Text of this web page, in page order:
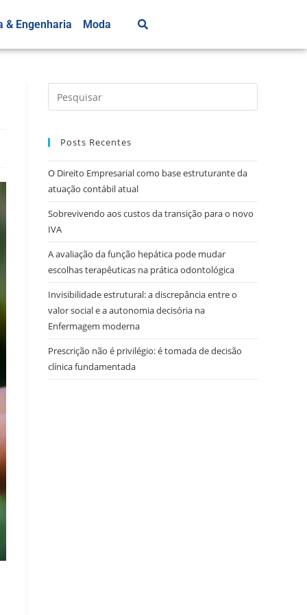
& Engenharia Moda
Posts Recentes
O Direito Empresarial como base estruturante da
atuação contábil atual
Sobrevivendo aos custos da transição para o novo
IVA
A avaliação da função hepática pode mudar
escolhas terapêuticas na prática odontológica
Invisibilidade estrutural: a discrepância entre o
valor social e a autonomia decisória na
Enfermagem moderna
Prescrição não é privilégio: é tomada de decisão
clínica fundamentada